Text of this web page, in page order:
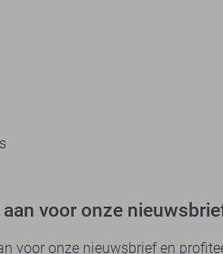
aan voor onze
voor onze nieuwsbrief en